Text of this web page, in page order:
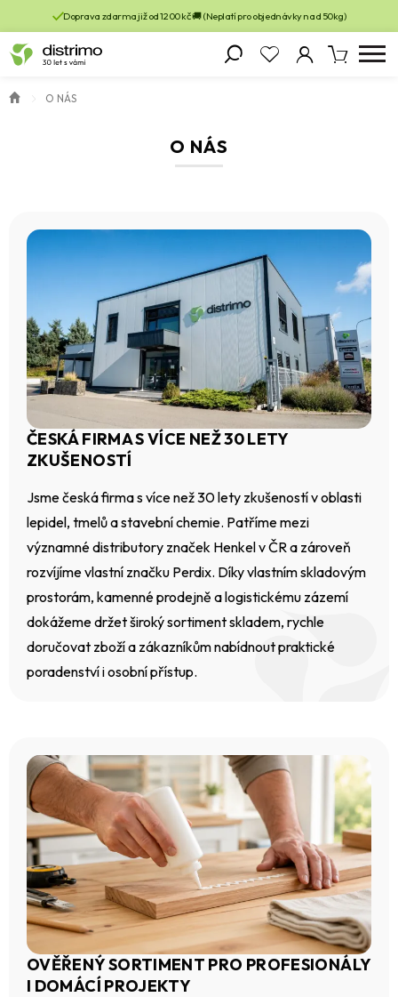
Doprava zdarma již od 1200 kč 🚚 (Neplatí pro objednávky nad 50kg)
O NÁS
O NÁS
ČESKÁ FIRMA S VÍCE NEŽ 30 LETY
ZKUŠENOSTÍ
Jsme česká firma s více než 30 lety zkušeností v oblasti
lepidel, tmelů a stavební chemie. Patříme mezi
významné distributory značek Henkel v ČR a zároveň
rozvíjíme vlastní značku Perdix. Díky vlastním skladovým
prostorám, kamenné prodejně a logistickému zázemí
dokážeme držet široký sortiment skladem, rychle
doručovat zboží a zákazníkům nabídnout praktické
poradenství i osobní přístup.
OVĚŘENÝ SORTIMENT PRO PROFESIONÁLY
I DOMÁCÍ PROJEKTY